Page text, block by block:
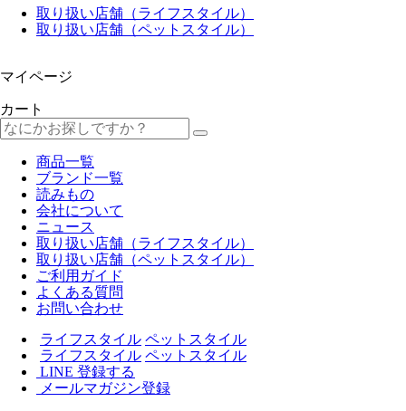
取り扱い店舗（ライフスタイル）
取り扱い店舗（ペットスタイル）
マイページ
カート
商品一覧
ブランド一覧
読みもの
会社について
ニュース
取り扱い店舗（ライフスタイル）
取り扱い店舗（ペットスタイル）
ご利用ガイド
よくある質問
お問い合わせ
ライフスタイル ペットスタイル
ライフスタイル ペットスタイル
LINE 登録する
メールマガジン登録